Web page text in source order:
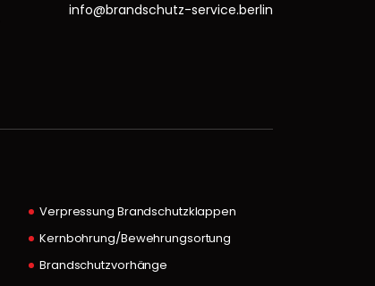
info@brandschutz-service.berlin
Verpressung Brandschutzklappen
Kernbohrung/Bewehrungsortung
Brandschutzvorhänge